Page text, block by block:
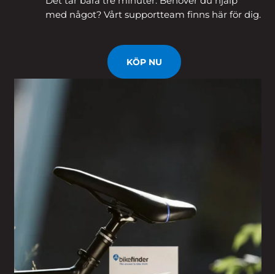
med något? Vårt supportteam finns här för dig.
KÖP NU